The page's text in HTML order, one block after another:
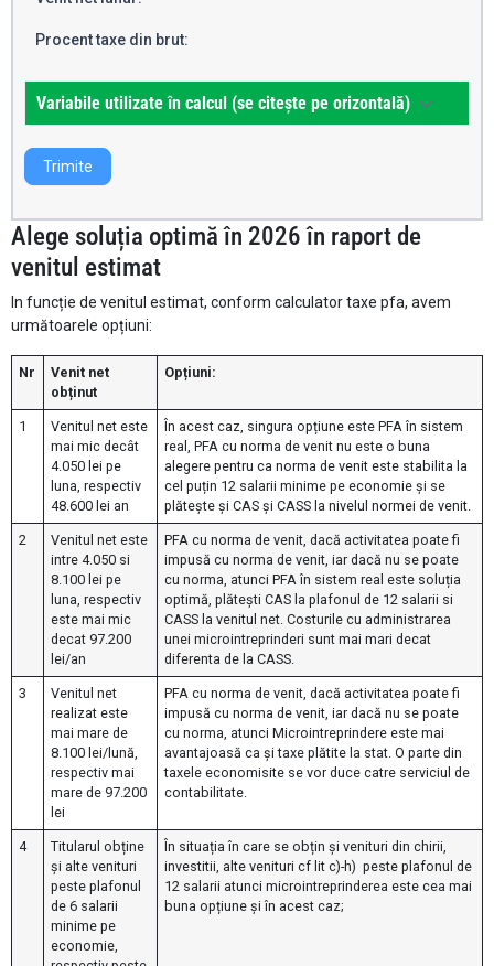
Procent taxe din brut:
Variabile utilizate în calcul (se citește pe orizontală)
Trimite
Alege soluția optimă în 2026 în raport de
venitul estimat
In funcție de venitul estimat, conform calculator taxe pfa, avem
următoarele opțiuni:
Nr
Venit net
obținut
Opțiuni:
1
Venitul net este
mai mic decât
4.050 lei pe
luna, respectiv
48.600 lei an
În acest caz, singura opțiune este PFA în sistem
real, PFA cu norma de venit nu este o buna
alegere pentru ca norma de venit este stabilita la
cel puțin 12 salarii minime pe economie și se
plătește și CAS și CASS la nivelul normei de venit.
2
Venitul net este
intre 4.050 si
8.100 lei pe
luna, respectiv
este mai mic
decat 97.200
lei/an
PFA cu norma de venit, dacă activitatea poate fi
impusă cu norma de venit, iar dacă nu se poate
cu norma, atunci PFA în sistem real este soluția
optimă, plătești CAS la plafonul de 12 salarii si
CASS la venitul net. Costurile cu administrarea
unei microintreprinderi sunt mai mari decat
diferenta de la CASS.
3
Venitul net
realizat este
mai mare de
8.100 lei/lună,
respectiv mai
mare de 97.200
lei
PFA cu norma de venit, dacă activitatea poate fi
impusă cu norma de venit, iar dacă nu se poate
cu norma, atunci Microintreprindere este mai
avantajoasă ca și taxe plătite la stat. O parte din
taxele economisite se vor duce catre serviciul de
contabilitate.
4
Titularul obține
și alte venituri
peste plafonul
de 6 salarii
minime pe
economie,
În situația în care se obțin și venituri din chirii,
investitii, alte venituri cf lit c)-h) peste plafonul de
12 salarii atunci microintreprinderea este cea mai
buna opțiune și în acest caz;